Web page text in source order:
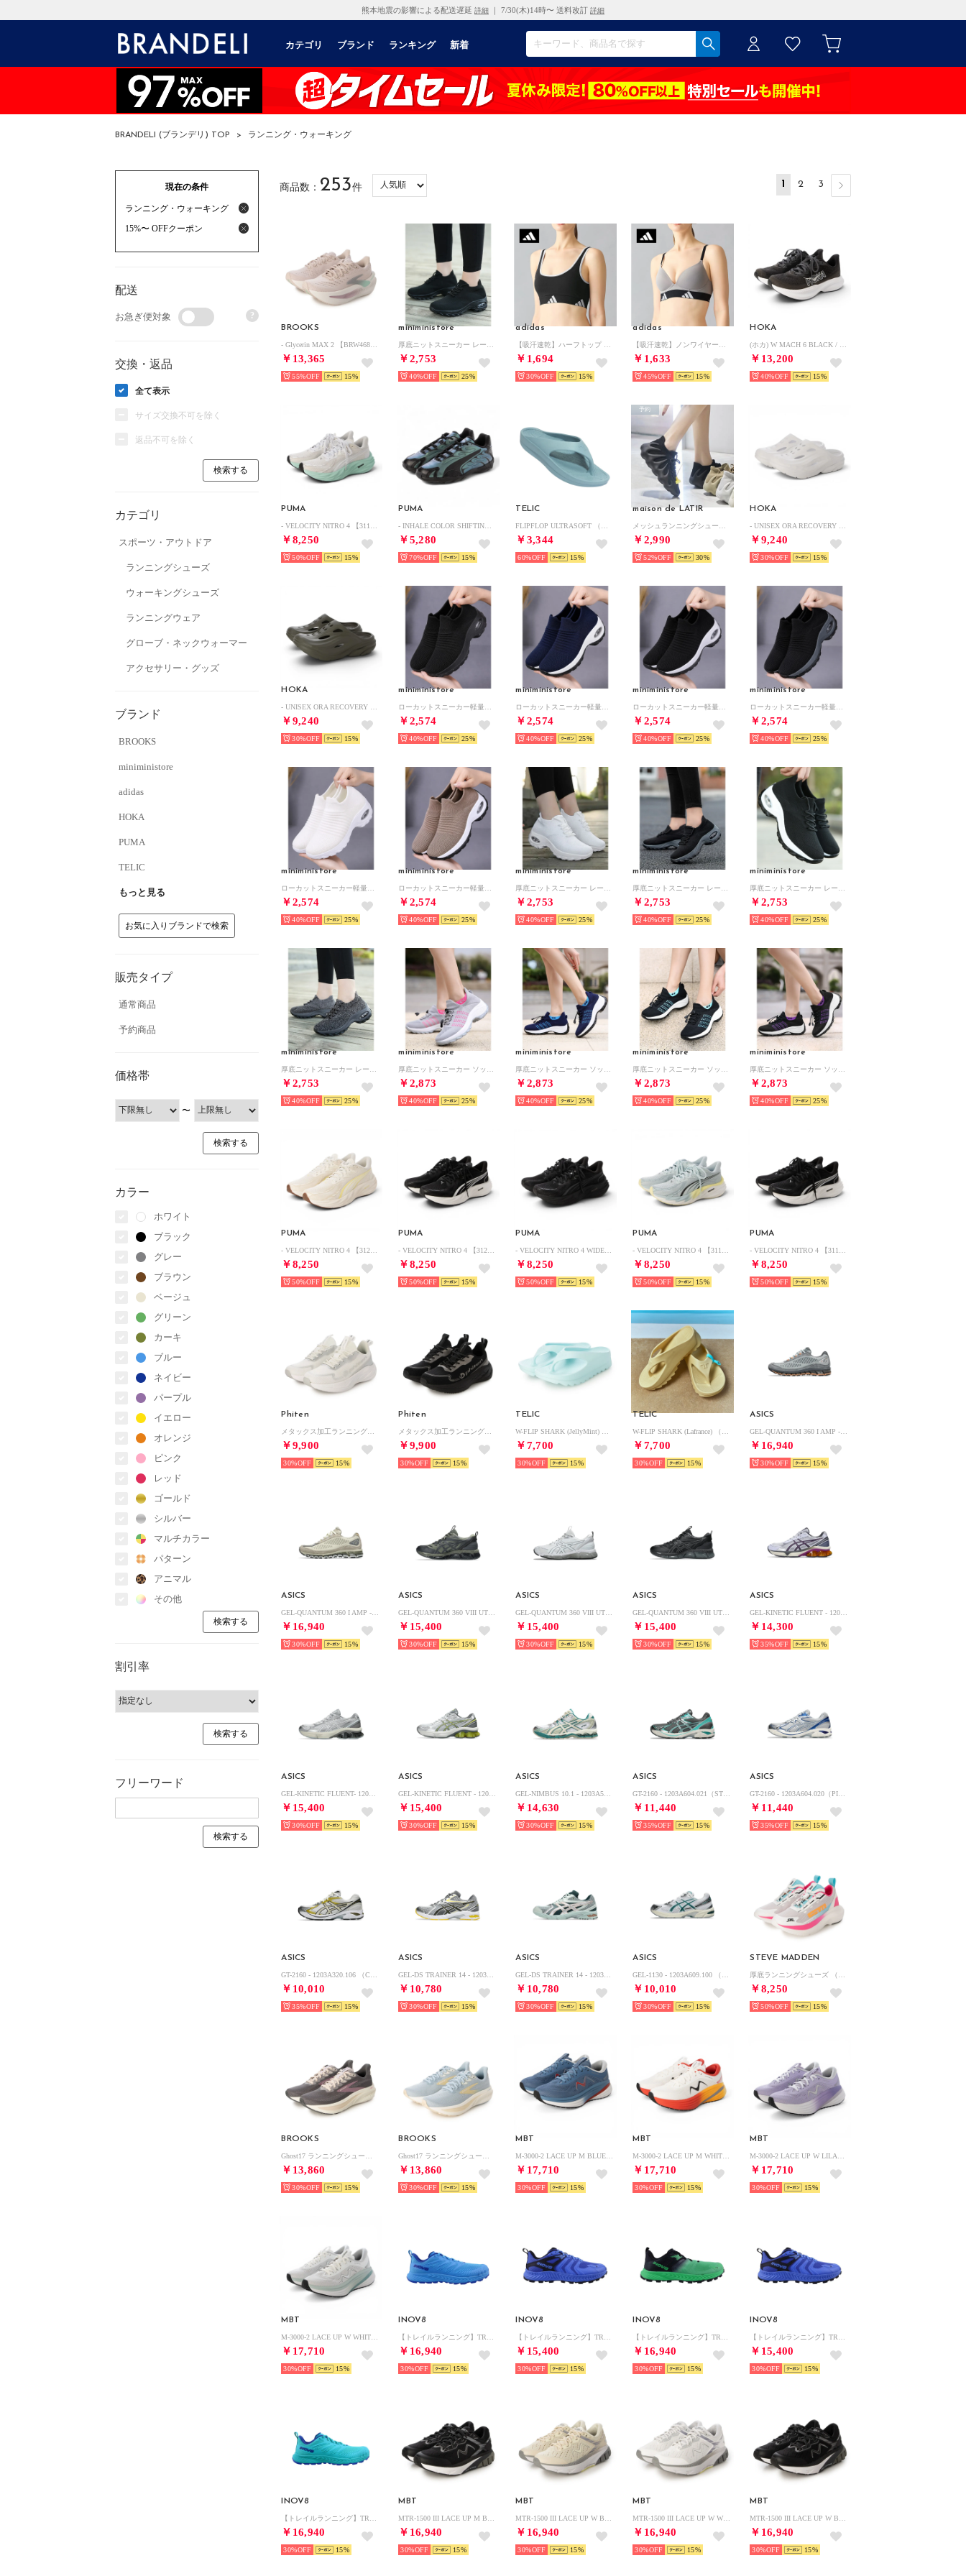
熊本地震の影響による配送遅延 詳細 ｜ 7/30(木)14時〜 送料改訂 詳細
カテゴリ ブランド ランキング 新着
BRANDELI (ブランデリ) TOP > ランニング・ウォーキング
現在の条件
ランニング・ウォーキング
15%〜 OFFクーポン
配送
お急ぎ便対象 ?
交換・返品
全て表示
サイズ交換不可を除く
返品不可を除く
カテゴリ
スポーツ・アウトドア
ランニングシューズ
ウォーキングシューズ
ランニングウェア
グローブ・ネックウォーマー
アクセサリー・グッズ
ブランド
BROOKS
miniministore
adidas
HOKA
PUMA
TELIC
もっと見る
お気に入りブランドで検索
販売タイプ
通常商品
予約商品
価格帯
〜
カラー
ホワイト
ブラック
グレー
ブラウン
ベージュ
グリーン
カーキ
ブルー
ネイビー
パープル
イエロー
オレンジ
ピンク
レッド
ゴールド
シルバー
マルチカラー
パターン
アニマル
その他
割引率
フリーワード
商品数： 253件 1 2 3
BROOKS
￥13,365
55% 15
miniministore
￥2,753
40% 25
adidas
￥1,694
30% 15
adidas
￥1,633
45% 15
HOKA
￥13,200
40% 15
PUMA
￥8,250
50% 15
PUMA
￥5,280
70% 15
TELIC
￥3,344
60% 15
maison de LATIR
￥2,990
予約
52% 30
HOKA
￥9,240
30% 15
HOKA
￥9,240
30% 15
miniministore
￥2,574
40% 25
miniministore
￥2,574
40% 25
miniministore
￥2,574
40% 25
miniministore
￥2,574
40% 25
miniministore
￥2,574
40% 25
miniministore
￥2,574
40% 25
miniministore
￥2,753
40% 25
miniministore
￥2,753
40% 25
miniministore
￥2,753
40% 25
miniministore
￥2,753
40% 25
miniministore
￥2,873
40% 25
miniministore
￥2,873
40% 25
miniministore
￥2,873
40% 25
miniministore
￥2,873
40% 25
PUMA
￥8,250
50% 15
PUMA
￥8,250
50% 15
PUMA
￥8,250
50% 15
PUMA
￥8,250
50% 15
PUMA
￥8,250
50% 15
Phiten
￥9,900
30% 15
Phiten
￥9,900
30% 15
TELIC
￥7,700
30% 15
TELIC
￥7,700
30% 15
ASICS
￥16,940
30% 15
ASICS
￥16,940
30% 15
ASICS
￥15,400
30% 15
ASICS
￥15,400
30% 15
ASICS
￥15,400
30% 15
ASICS
￥14,300
35% 15
ASICS
￥15,400
30% 15
ASICS
￥15,400
30% 15
ASICS
￥14,630
30% 15
ASICS
￥11,440
35% 15
ASICS
￥11,440
35% 15
ASICS
￥10,010
35% 15
ASICS
￥10,780
30% 15
ASICS
￥10,780
30% 15
ASICS
￥10,010
30% 15
STEVE MADDEN
￥8,250
50% 15
BROOKS
￥13,860
30% 15
BROOKS
￥13,860
30% 15
MBT
￥17,710
30% 15
MBT
￥17,710
30% 15
MBT
￥17,710
30% 15
MBT
￥17,710
30% 15
INOV8
￥16,940
30% 15
INOV8
￥15,400
30% 15
INOV8
￥16,940
30% 15
INOV8
￥15,400
30% 15
INOV8
￥16,940
30% 15
MBT
￥16,940
30% 15
MBT
￥16,940
30% 15
MBT
￥16,940
30% 15
MBT
￥16,940
30% 15